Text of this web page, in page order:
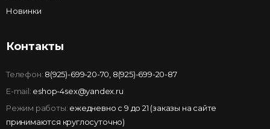
Новинки
Контакты
Телефон: 8(925)-699-20-70 8(925)-699-20-87
E-mail: eshop-4sex@yandex.ru
Режим работы: ежедневно с 9 до 21 (заказы на сайте
принимаются круглосуточно)